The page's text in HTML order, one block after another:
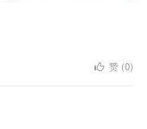
赞 (0)